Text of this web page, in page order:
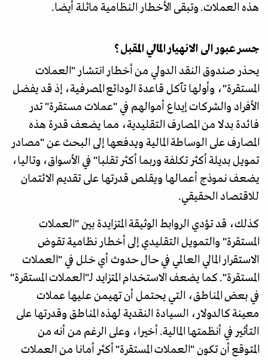
هذه العملات. وتبقى الأخطار النظامية ماثلة أيضا.
جسر عبور الى الانهيار المالي المقبل؟
يحذر صندوق النقد الدولي من أخطار انتشار "العملات
المستقرة"، وأولها تآكل قاعدة الودائع المصرفية، إذ قد يفضل
الأفراد والشركات إيداع أموالهم في "عملات مستقرة" تدر
فائدة بدلا من المصارف التقليدية، مما يضعف قدرة هذه
المصارف على الوساطة المالية ويدفعها إلى البحث عن "مصادر
تمويل بديلة أكثر تكلفة وربما أكثر تقلبا" في الأسواق، وتاليا،
يضعف نموذج أعمالها ويقلص قدرتها على تقديم الائتمان
للاقتصاد الحقيقي.
كذلك، قد تؤدي الروابط الوثيقة المتزايدة بين "العملات
المستقرة" والتمويل التقليدي إلى أخطار نظامية تقوض
الاستقرار المالي العالمي في حال حدوث أي خلل في "العملات
المستقرة". كما يضعف الاستخدام المتزايد لـ"العملات المستقرة"
في بعض المناطق، التي يحتمل أن تهيمن عليها عملات
معينة كالدولار، السيادة النقدية لهذه المناطق وقدرتها على
التأثير في أنظمتها المالية. أخيرا، وعلى الرغم من أنه من
المتوقع أن تكون "العملات المستقرة" أكثر أمانا من العملات